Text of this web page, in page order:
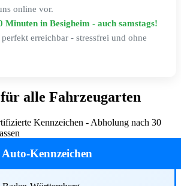
online vor.
Minuten in Besigheim - auch samstags!
erreichbar - stressfrei und ohne
alle Fahrzeugarten
Kennzeichen - Abholung nach 30
Auto-Kennzeichen